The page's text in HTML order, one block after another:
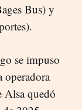
Bus) y
se impuso
operadora
Alsa quedó